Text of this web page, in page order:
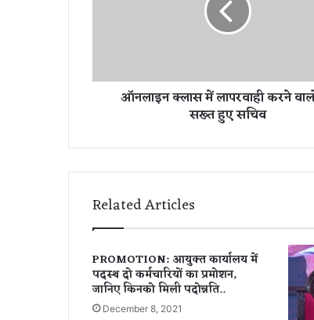
ला
ही
वा
लों
र
स
ख्त
हु
ऑनलाइन क्लास में लापरवाही करने
सख्त हुए सचिव
Related Articles
PROMOTION: आयुक्त कार्यालय में
पदस्थ दो कर्मचारियों का प्रमोशन,
जानिए किनको मिली पदोन्नति..
December 8, 2021